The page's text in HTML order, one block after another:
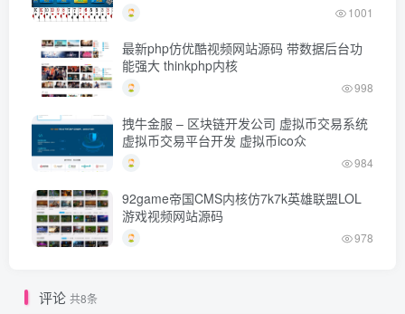
1001
最新php仿优酷视频网站源码 带数据后台功
能强大 thinkphp内核
998
拽牛金服 – 区块链开发公司 虚拟币交易系统
虚拟币交易平台开发 虚拟币ico众
984
92game帝国CMS内核仿7k7k英雄联盟LOL
游戏视频网站源码
978
评论 共8条